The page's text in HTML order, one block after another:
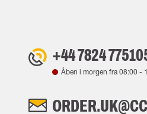
+44 7824
Åben i morgen fra08:00 -